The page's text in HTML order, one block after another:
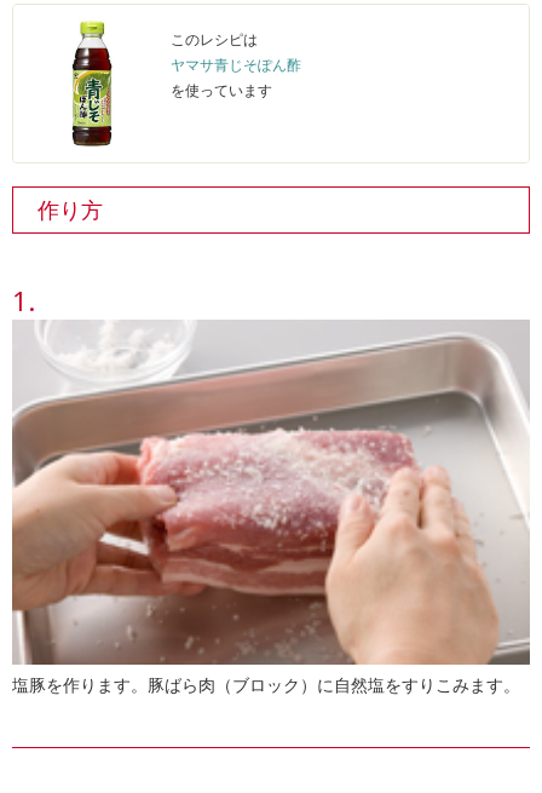
このレシピは
ヤマサ青じそぽん酢
を使っています
作り方
塩豚を作ります。豚ばら肉（ブロック）に自然塩をすりこみます。